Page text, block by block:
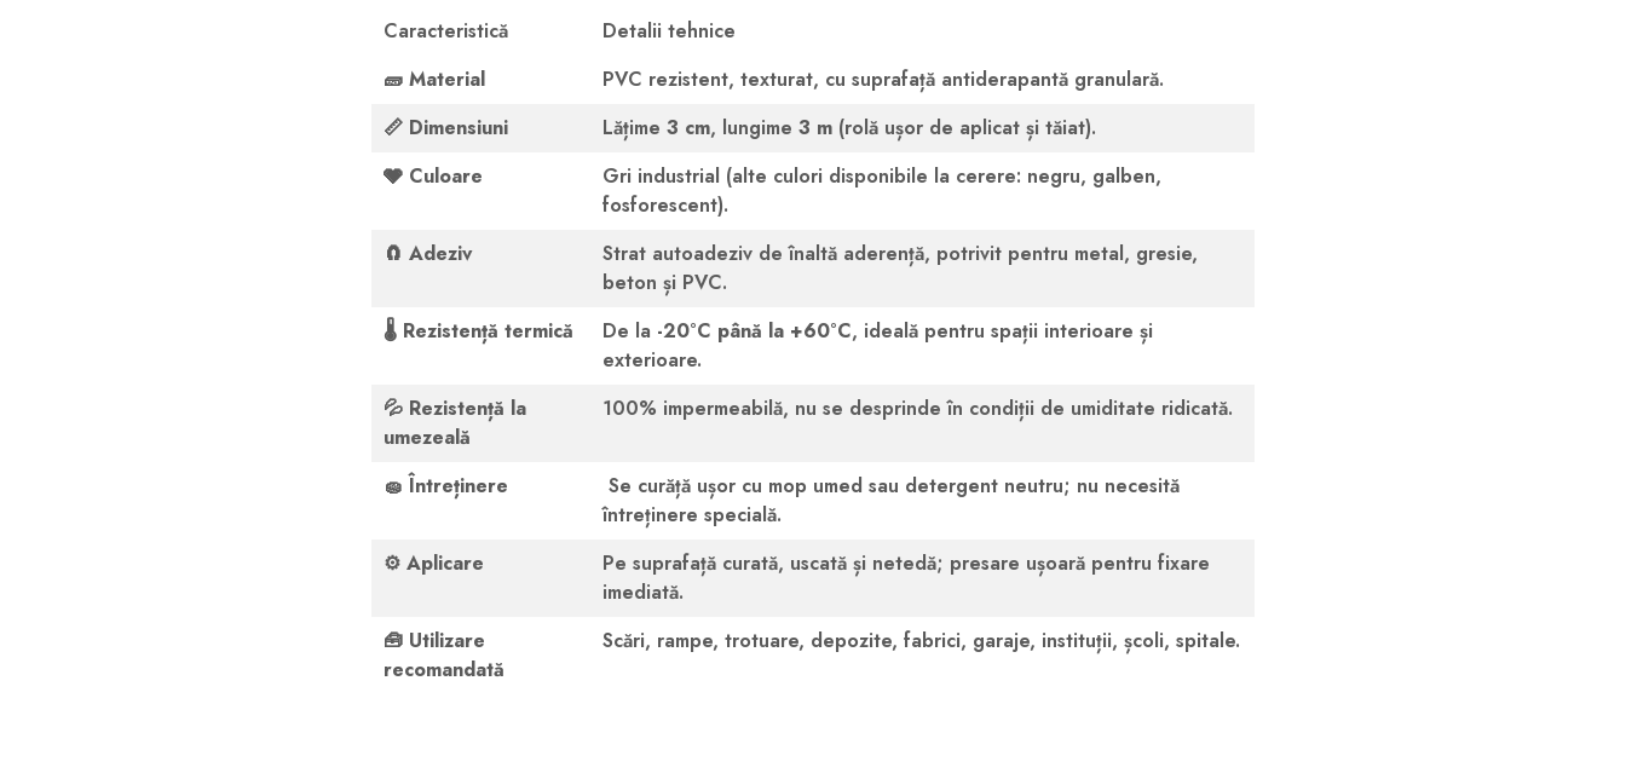
Caracteristică
Detalii tehnice
🧱 Material
PVC rezistent, texturat, cu suprafață antiderapantă granulară.
📏 Dimensiuni Lățime 3 cm, lungime 3 m (rolă ușor de aplicat și tăiat).
🩶 Culoare
Gri industrial (alte culori disponibile la cerere: negru, galben,
fosforescent).
🧲 Adeziv
Strat autoadeziv de înaltă aderență, potrivit pentru metal, gresie,
beton și PVC.
🌡️ Rezistență termică De la -20°C până la +60°C, ideală pentru spații interioare și
exterioare.
💦 Rezistență la
umezeală
100% impermeabilă, nu se desprinde în condiții de umiditate ridicată.
🧽 Întreținere
Se curăță ușor cu mop umed sau detergent neutru; nu necesită
întreținere specială.
⚙️ Aplicare
Pe suprafață curată, uscată și netedă; presare ușoară pentru fixare
imediată.
🧰 Utilizare
recomandată
Scări, rampe, trotuare, depozite, fabrici, garaje, instituții, școli, spitale.